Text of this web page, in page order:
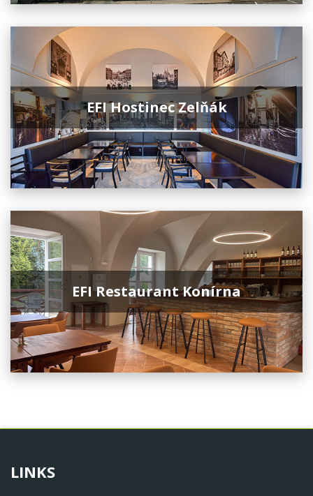
EFI Hostinec Zelňák
EFI Restaurant Konírna
LINKS